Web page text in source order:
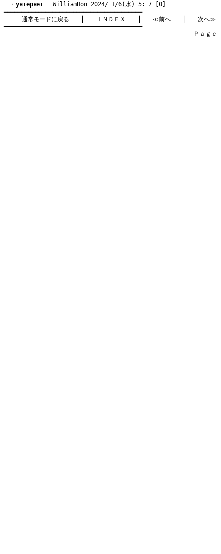
・ yнтернет WilliamHon 2024/11/6(水) 5:17 [0]
━━━━━━━━━━━━━━━━━━━━━━━━━━━━━━━━━━━━━━━━
通常モードに戻る
ＩＮＤＥＸ ≪前へ
次へ≫
━━━━━━━━━━━━━━━━━━━━━━━━━━━━━━━━━━━━━━━━
Ｐａｇｅ